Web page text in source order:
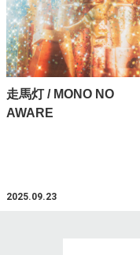
走馬灯 / MONO NO
AWARE
2025.09.23